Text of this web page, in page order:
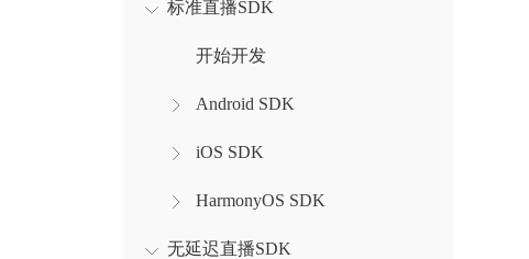
标准直播SDK
开始开发
Android SDK
iOS SDK
HarmonyOS SDK
无延迟直播SDK